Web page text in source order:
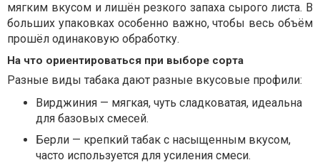
мягким вкусом и лишён резкого запаха сырого листа. В
больших упаковках особенно важно, чтобы весь объём
прошёл одинаковую обработку.
На что ориентироваться при выборе сорта
Разные виды табака дают разные вкусовые профили:
Вирджиния — мягкая, чуть сладковатая, идеальна
для базовых смесей.
Берли — крепкий табак с насыщенным вкусом,
часто используется для усиления смеси.